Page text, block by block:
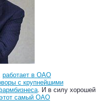
работает в ОАО
с крупнейшими
. И в силу хорошей
этот самый ОАО